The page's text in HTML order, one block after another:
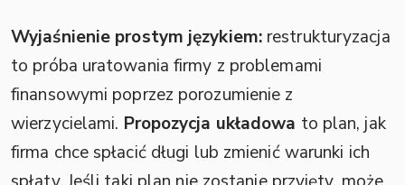
Wyjaśnienie prostym językiem:restrukturyzacja
to próba uratowania firmy z problemami
finansowymi poprzez porozumienie z
wierzycielami. Propozycja układowa to plan, jak
firma chce spłacić długi lub zmienić warunki ich